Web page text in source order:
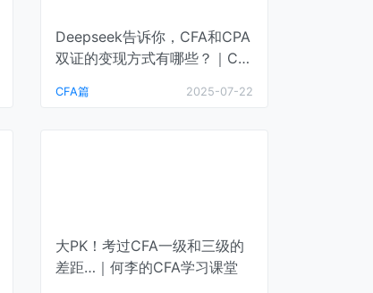
Deepseek告诉你，CFA和CPA
双证的变现方式有哪些？｜CF
CFA篇 2025-07-22
大PK！考过CFA一级和三级的
差距…｜何李的CFA学习课堂